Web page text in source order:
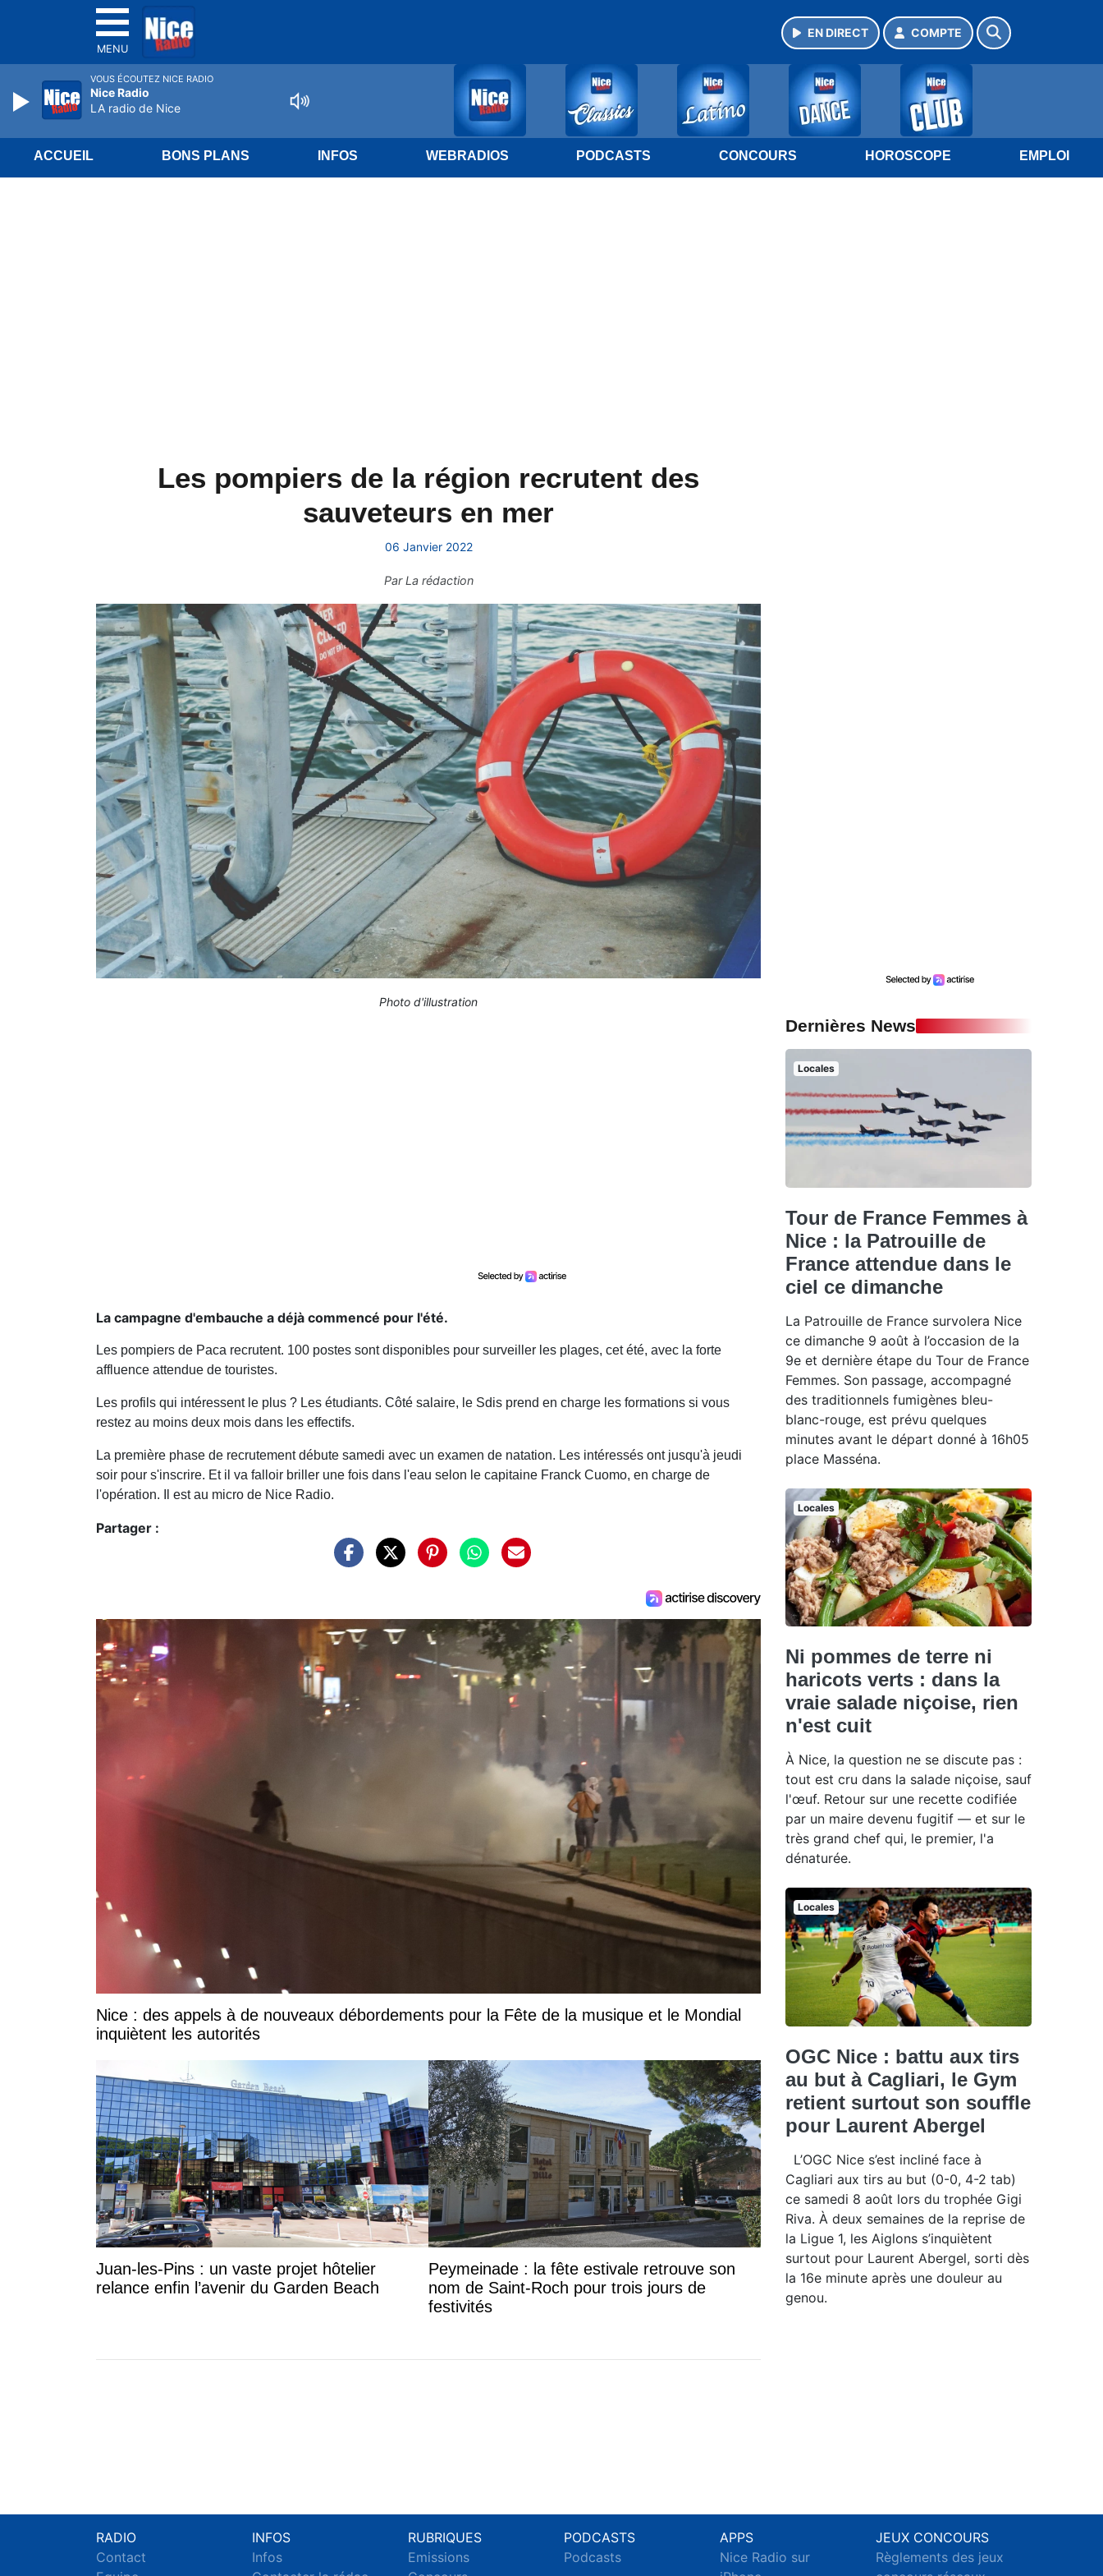
MENU
EN DIRECT COMPTE
ACCUEIL BONS PLANS INFOS WEBRADIOS PODCASTS CONCOURS HOROSCOPE EMPLOI
Les pompiers de la région recrutent des
sauveteurs en mer
06 Janvier 2022
ParLa rédaction
Photo d'illustration
La campagne d'embauche a déjà commencé pour l'été.
Les pompiers de Paca recrutent. 100 postes sont disponibles pour surveiller les plages, cet été, avec la forte
affluence attendue de touristes.
Les profils qui intéressent le plus ? Les étudiants. Côté salaire, le Sdis prend en charge les formations si vous
restez au moins deux mois dans les effectifs.
La première phase de recrutement débute samedi avec un examen de natation. Les intéressés ont jusqu'à jeudi
soir pour s'inscrire. Et il va falloir briller une fois dans l'eau selon le capitaine Franck Cuomo, en charge de
l'opération. Il est au micro de Nice Radio.
Partager :
Nice : des appels à de nouveaux débordements pour la Fête de la musique et le Mondial
inquiètent les autorités
Juan-les-Pins : un vaste projet hôtelier
relance enfin l’avenir du Garden Beach
Peymeinade : la fête estivale retrouve son
nom de Saint-Roch pour trois jours de
festivités
Dernières News
Locales
Tour de France Femmes à
Nice : la Patrouille de
France attendue dans le
ciel ce dimanche
La Patrouille de France survolera Nice
ce dimanche 9 août à l’occasion de la
9e et dernière étape du Tour de France
Femmes. Son passage, accompagné
des traditionnels fumigènes bleu-
blanc-rouge, est prévu quelques
minutes avant le départ donné à 16h05
place Masséna.
Locales
Ni pommes de terre ni
haricots verts : dans la
vraie salade niçoise, rien
n'est cuit
À Nice, la question ne se discute pas :
tout est cru dans la salade niçoise, sauf
l'œuf. Retour sur une recette codifiée
par un maire devenu fugitif — et sur le
très grand chef qui, le premier, l'a
dénaturée.
Locales
OGC Nice : battu aux tirs
au but à Cagliari, le Gym
retient surtout son souffle
pour Laurent Abergel
L’OGC Nice s’est incliné face à
Cagliari aux tirs au but (0-0, 4-2 tab)
ce samedi 8 août lors du trophée Gigi
Riva. À deux semaines de la reprise de
la Ligue 1, les Aiglons s’inquiètent
surtout pour Laurent Abergel, sorti dès
la 16e minute après une douleur au
genou.
RADIO
Contact
INFOS
Infos
RUBRIQUES
Emissions
PODCASTS
Podcasts
APPS
Nice Radio sur
JEUX CONCOURS
Règlements des jeux
VOUS ÉCOUTEZ NICE RADIO
Nice Radio
LA radio de Nice